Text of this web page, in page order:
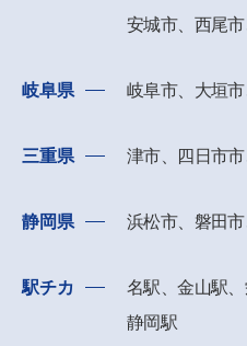
安城市、西尾
岐阜県 岐阜市、大垣
三重県 津市、四日市
静岡県 浜松市、磐田
駅チカ
名駅、金山駅
静岡駅